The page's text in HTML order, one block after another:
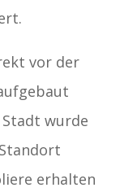
vor der
wurde
erhalten